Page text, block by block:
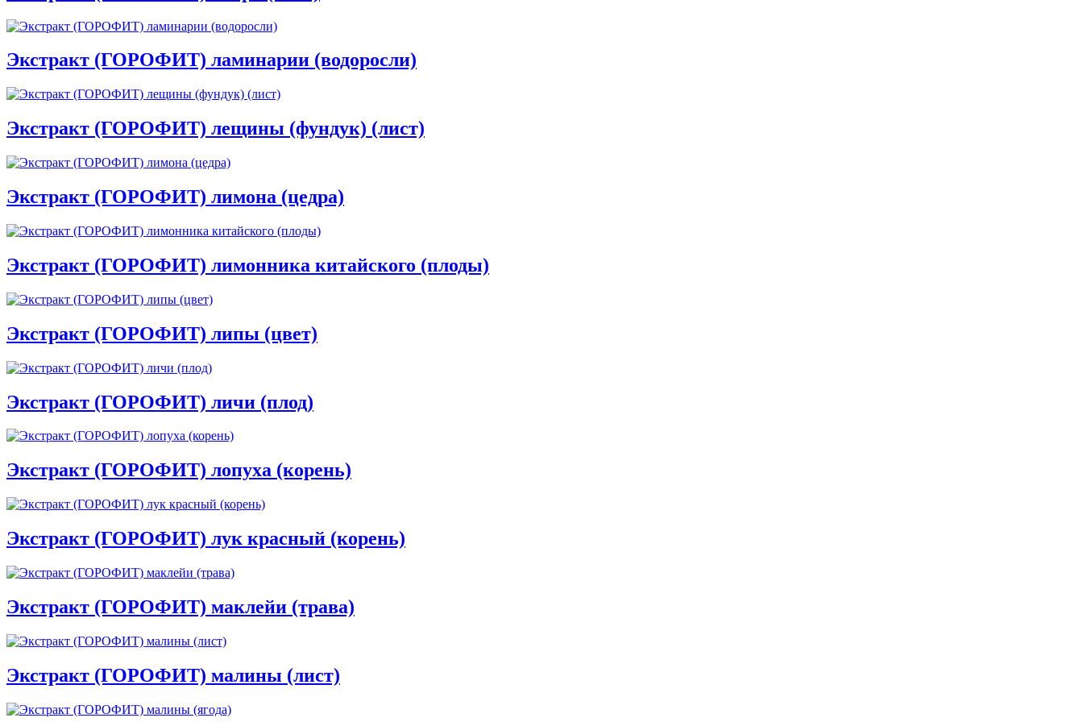
Экстракт (ГОРОФИТ) ламинарии (водоросли)
Экстракт (ГОРОФИТ) лещины (фундук) (лист)
Экстракт (ГОРОФИТ) лимона (цедра)
Экстракт (ГОРОФИТ) лимонника китайского (плоды)
Экстракт (ГОРОФИТ) липы (цвет)
Экстракт (ГОРОФИТ) личи (плод)
Экстракт (ГОРОФИТ) лопуха (корень)
Экстракт (ГОРОФИТ) лук красный (корень)
Экстракт (ГОРОФИТ) маклейи (трава)
Экстракт (ГОРОФИТ) малины (лист)